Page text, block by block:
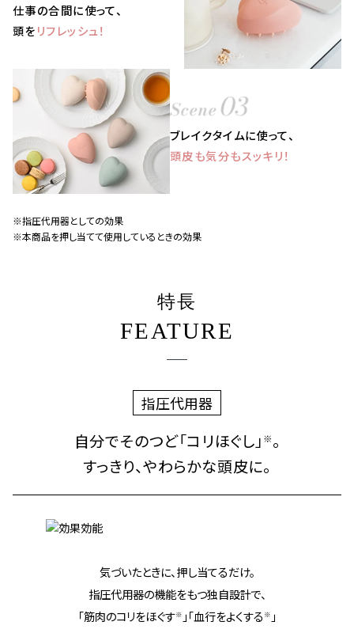
仕事の合間に使って、
頭をリフレッシュ！
ブレイクタイムに使って、
頭皮も気分もスッキリ！
※指圧代用器としての効果
※本商品を押し当てて使用しているときの効果
特長
FEATURE
指圧代用器
自分でそのつど「コリほぐし」 ※。
すっきり、やわらかな頭皮に。
気づいたときに、押し当てるだけ。
指圧代用器の機能をもつ独自設計で、
「筋肉のコリをほぐす※ 」「血行をよくする ※ 」